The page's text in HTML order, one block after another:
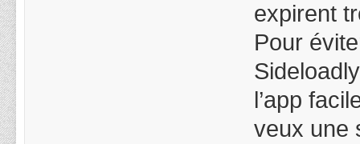
expirent
Pour
l’app
veux une